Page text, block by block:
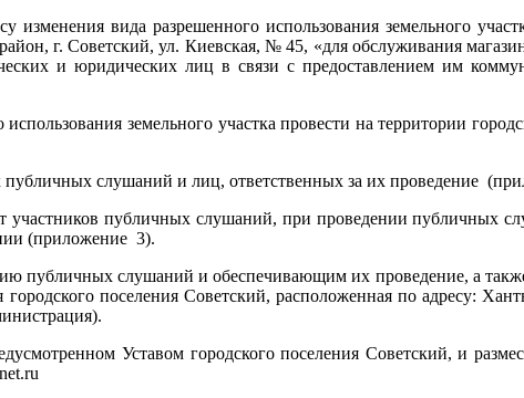
вида разрешенного использования земельного
г. Советский, ул. Киевская, № 45, «для обслуживания
и юридических лиц в связи с предоставлением им
земельного участка провести на территории
слушаний и лиц, ответственных за их проведение
публичных слушаний, при проведении публичных
(приложение 3).
публичных слушаний и обеспечивающим их проведение, а
городского поселения Советский, расположенная по адресу:
Уставом городского поселения Советский, и